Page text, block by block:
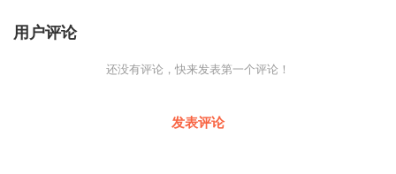
用户评论
还没有评论，快来发表第一个评论！
发表评论